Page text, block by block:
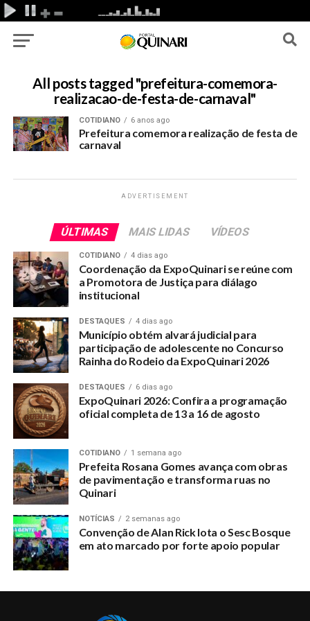
All posts tagged "prefeitura-comemora-
realizacao-de-festa-de-carnaval"
COTIDIANO 6 anos ago
Prefeitura comemora realização de festa de
carnaval
ADVERTISEMENT
ÚLTIMAS MAIS LIDAS VÍDEOS
COTIDIANO 4 dias ago
Coordenação da ExpoQuinari se reúne com
a Promotora de Justiça para diálago
institucional
DESTAQUES 4 dias ago
Município obtém alvará judicial para
participação de adolescente no Concurso
Rainha do Rodeio da ExpoQuinari 2026
DESTAQUES 6 dias ago
ExpoQuinari 2026: Confira a programação
oficial completa de 13 a 16 de agosto
COTIDIANO 1 semana ago
Prefeita Rosana Gomes avança com obras
de pavimentação e transforma ruas no
Quinari
NOTÍCIAS 2 semanas ago
Convenção de Alan Rick lota o Sesc Bosque
em ato marcado por forte apoio popular